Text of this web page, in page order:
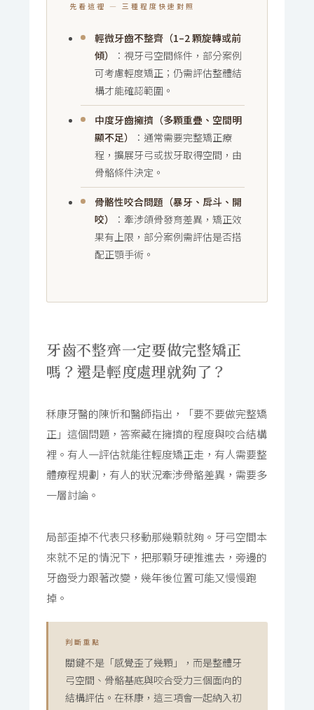
先看這裡 — 三種程度快速對照
輕微牙齒不整齊（1–2 顆旋轉或前
傾）
：視牙弓空間條件，部分案例
可考慮輕度矯正；仍需評估整體結
構才能確認範圍。
中度牙齒擁擠（多顆重疊、空間明
顯不足）
：通常需要完整矯正療
程，擴展牙弓或拔牙取得空間，由
骨骼條件決定。
骨骼性咬合問題（暴牙、戽斗、開
咬）
：牽涉頜骨發育差異，矯正效
果有上限，部分案例需評估是否搭
配正顎手術。
牙齒不整齊一定要做完整矯正
嗎？還是輕度處理就夠了？
秝康牙醫的陳忻和醫師指出，「要不要做完整矯
正」這個問題，答案藏在擁擠的程度與咬合結構
裡。有人一評估就能往輕度矯正走，有人需要整
體療程規劃，有人的狀況牽涉骨骼差異，需要多
一層討論。
局部歪掉不代表只移動那幾顆就夠。牙弓空間本
來就不足的情況下，把那顆牙硬推進去，旁邊的
牙齒受力跟著改變，幾年後位置可能又慢慢跑
掉。
判斷重點
關鍵不是「感覺歪了幾顆」，而是整體牙
弓空間、骨骼基底與咬合受力三個面向的
結構評估。在秝康，這三項會一起納入初